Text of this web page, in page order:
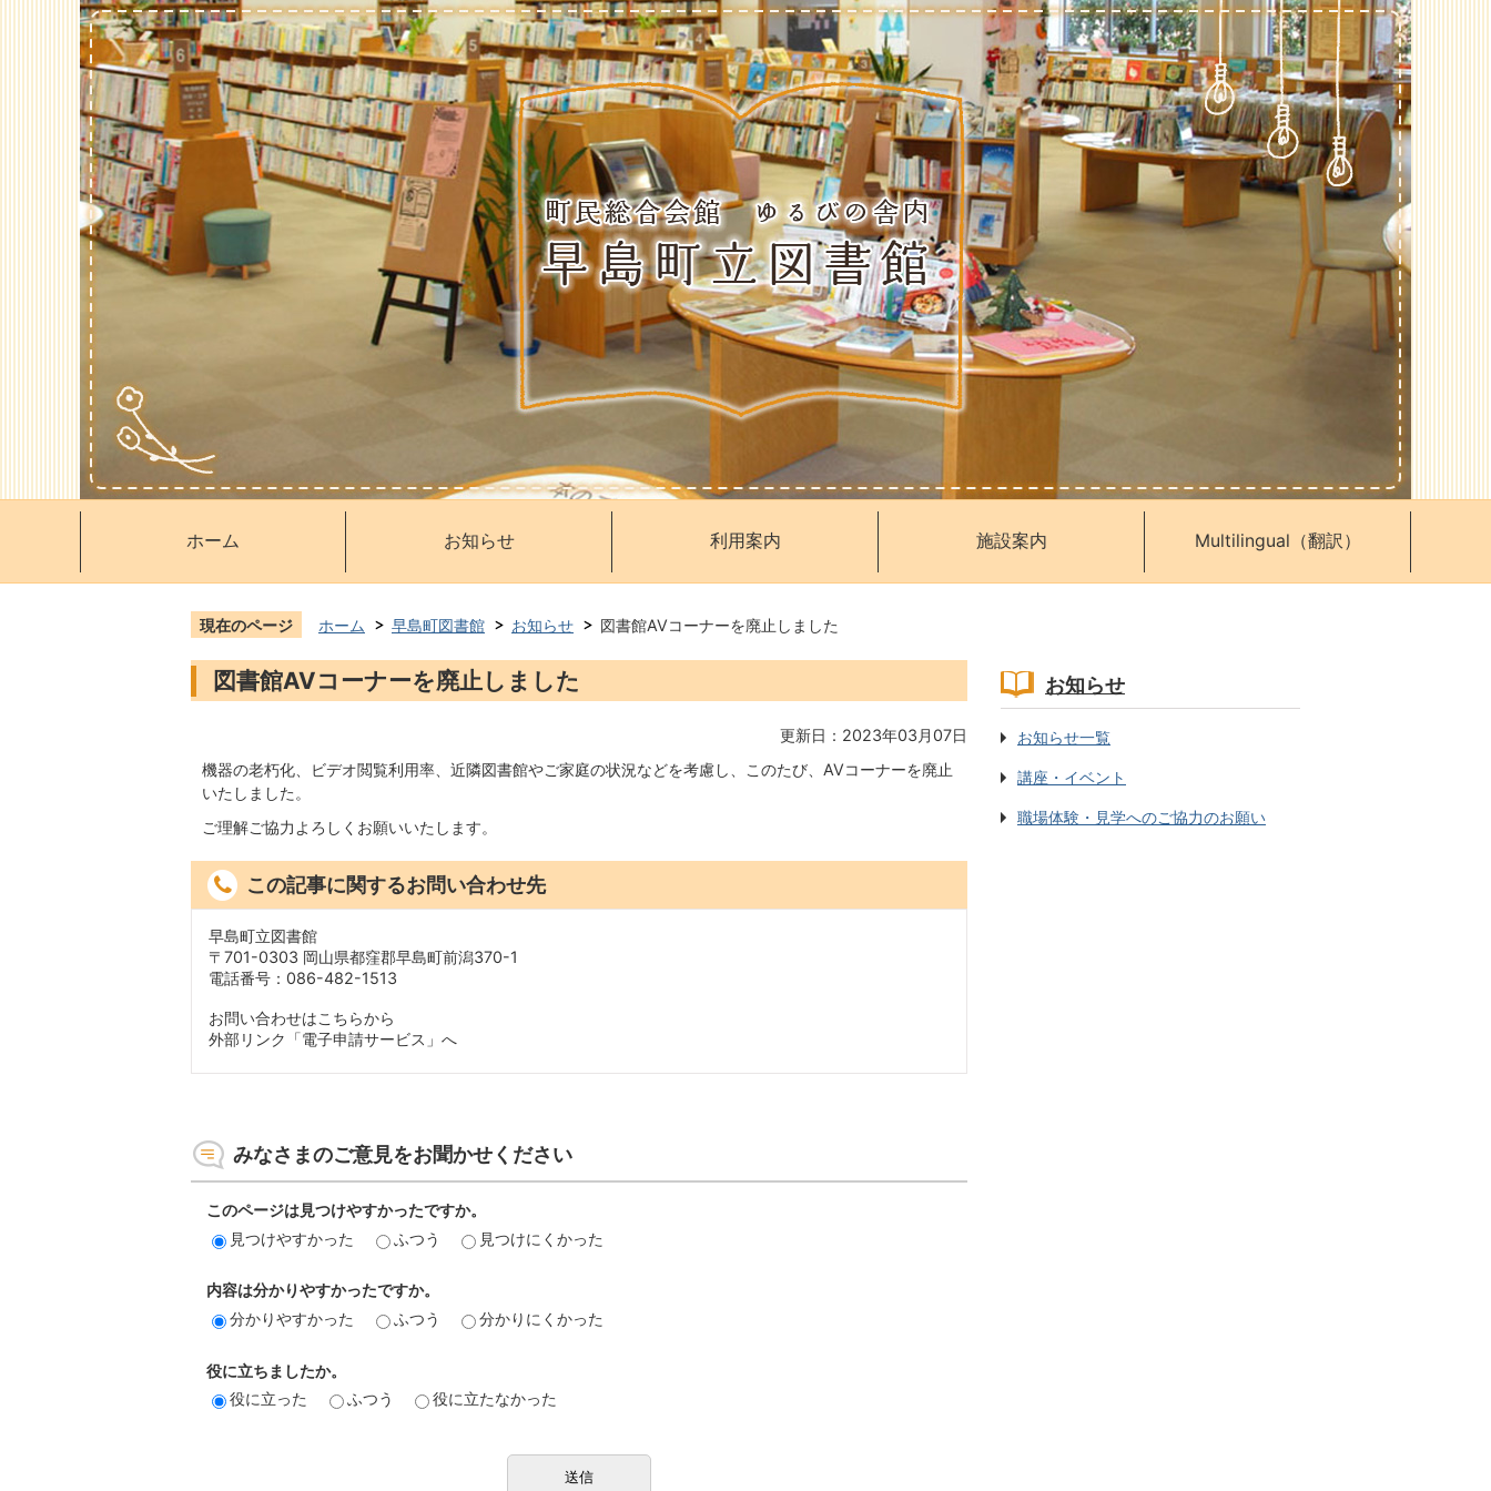
ホーム お知らせ 利用案内 施設案内 Multilingual（翻訳）
現在のページ ホーム 早島町図書館 お知らせ 図書館AVコーナーを廃止しました
図書館AVコーナーを廃止しました
更新日：2023年03月07日
機器の老朽化、ビデオ閲覧利用率、近隣図書館やご家庭の状況などを考慮し、このたび、AVコーナーを廃止
いたしました。
ご理解ご協力よろしくお願いいたします。
この記事に関するお問い合わせ先
早島町立図書館
〒701-0303 岡山県都窪郡早島町前潟370-1
電話番号：086-482-1513
お問い合わせはこちらから
外部リンク「電子申請サービス」へ
みなさまのご意見をお聞かせください
このページは見つけやすかったですか。
見つけやすかった
ふつう 見つけにくかった
内容は分かりやすかったですか。
分かりやすかった
ふつう 分かりにくかった
役に立ちましたか。
役に立った
ふつう 役に立たなかった
お知らせ
お知らせ一覧
講座・イベント
職場体験・見学へのご協力のお願い